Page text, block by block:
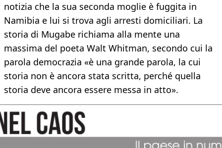
notizia che la sua seconda moglie è fuggita in
Namibia e lui si trova agli arresti domiciliari. La
storia di Mugabe richiama alla mente una
massima del poeta Walt Whitman, secondo cui la
parola democrazia «è una grande parola, la cui
storia non è ancora stata scritta, perché quella
storia deve ancora essere messa in atto».